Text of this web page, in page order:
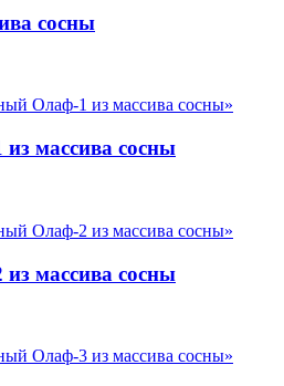
сосны
массива сосны
массива сосны